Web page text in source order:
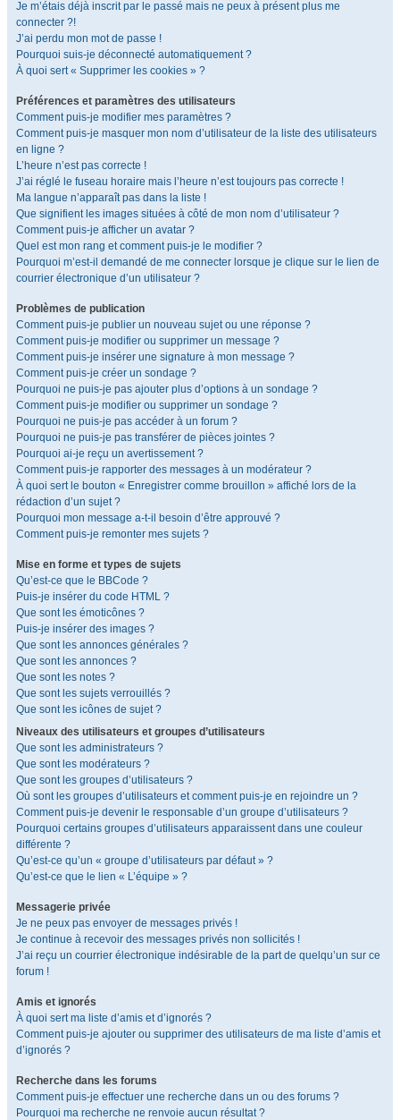
Je m’étais déjà inscrit par le passé mais ne peux à présent plus me
connecter ?!
J’ai perdu mon mot de passe !
Pourquoi suis-je déconnecté automatiquement ?
À quoi sert « Supprimer les cookies » ?
Préférences et paramètres des utilisateurs
Comment puis-je modifier mes paramètres ?
Comment puis-je masquer mon nom d’utilisateur de la liste des utilisateurs
en ligne ?
L’heure n’est pas correcte !
J’ai réglé le fuseau horaire mais l’heure n’est toujours pas correcte !
Ma langue n’apparaît pas dans la liste !
Que signifient les images situées à côté de mon nom d’utilisateur ?
Comment puis-je afficher un avatar ?
Quel est mon rang et comment puis-je le modifier ?
Pourquoi m’est-il demandé de me connecter lorsque je clique sur le lien de
courrier électronique d’un utilisateur ?
Problèmes de publication
Comment puis-je publier un nouveau sujet ou une réponse ?
Comment puis-je modifier ou supprimer un message ?
Comment puis-je insérer une signature à mon message ?
Comment puis-je créer un sondage ?
Pourquoi ne puis-je pas ajouter plus d’options à un sondage ?
Comment puis-je modifier ou supprimer un sondage ?
Pourquoi ne puis-je pas accéder à un forum ?
Pourquoi ne puis-je pas transférer de pièces jointes ?
Pourquoi ai-je reçu un avertissement ?
Comment puis-je rapporter des messages à un modérateur ?
À quoi sert le bouton « Enregistrer comme brouillon » affiché lors de la
rédaction d’un sujet ?
Pourquoi mon message a-t-il besoin d’être approuvé ?
Comment puis-je remonter mes sujets ?
Mise en forme et types de sujets
Qu’est-ce que le BBCode ?
Puis-je insérer du code HTML ?
Que sont les émoticônes ?
Puis-je insérer des images ?
Que sont les annonces générales ?
Que sont les annonces ?
Que sont les notes ?
Que sont les sujets verrouillés ?
Que sont les icônes de sujet ?
Niveaux des utilisateurs et groupes d’utilisateurs
Que sont les administrateurs ?
Que sont les modérateurs ?
Que sont les groupes d’utilisateurs ?
Où sont les groupes d’utilisateurs et comment puis-je en rejoindre un ?
Comment puis-je devenir le responsable d’un groupe d’utilisateurs ?
Pourquoi certains groupes d’utilisateurs apparaissent dans une couleur
différente ?
Qu’est-ce qu’un « groupe d’utilisateurs par défaut » ?
Qu’est-ce que le lien « L’équipe » ?
Messagerie privée
Je ne peux pas envoyer de messages privés !
Je continue à recevoir des messages privés non sollicités !
J’ai reçu un courrier électronique indésirable de la part de quelqu’un sur ce
forum !
Amis et ignorés
À quoi sert ma liste d’amis et d’ignorés ?
Comment puis-je ajouter ou supprimer des utilisateurs de ma liste d’amis et
d’ignorés ?
Recherche dans les forums
Comment puis-je effectuer une recherche dans un ou des forums ?
Pourquoi ma recherche ne renvoie aucun résultat ?